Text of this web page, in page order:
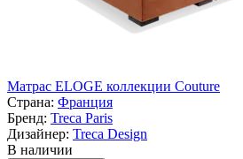
Матрас ELOGE коллекции Couture
Страна: Франция
Бренд: Treca Paris
Дизайнер: Treca Design
В наличии